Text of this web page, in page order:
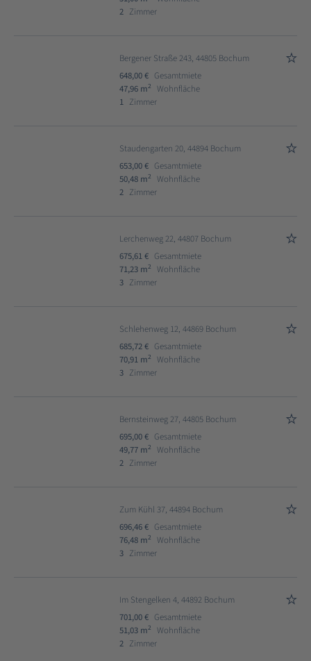
2 Zimmer
Bergener Straße 243, 44805 Bochum
648,00 € Gesamtmiete
47,96 m2
Wohnfläche
1 Zimmer
Staudengarten 20, 44894 Bochum
653,00 € Gesamtmiete
50,48 m2
Wohnfläche
2 Zimmer
Lerchenweg 22, 44807 Bochum
675,61 € Gesamtmiete
71,23 m2
Wohnfläche
3 Zimmer
Schlehenweg 12, 44869 Bochum
685,72 € Gesamtmiete
70,91 m2
Wohnfläche
3 Zimmer
Bernsteinweg 27, 44805 Bochum
695,00 € Gesamtmiete
49,77 m2
Wohnfläche
2 Zimmer
Zum Kühl 37, 44894 Bochum
696,46 € Gesamtmiete
76,48 m2
Wohnfläche
3 Zimmer
Im Stengelken 4, 44892 Bochum
701,00 € Gesamtmiete
51,03 m2
Wohnfläche
2 Zimmer